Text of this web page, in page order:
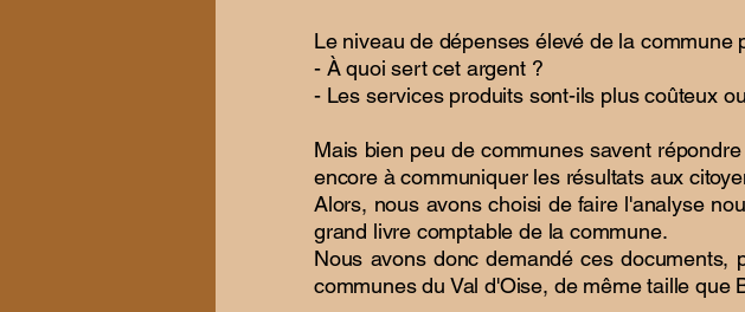
Le niveau de dépenses élevé de la commune
- À quoi sert cet argent ?
- Les services produits sont-ils plus coûteux
Mais bien peu de communes savent
encore à communiquer les résultats aux
Alors, nous avons choisi de faire l'analyse
grand livre comptable de la commune.
Nous avons donc demandé ces
communes du Val d'Oise, de même taille que